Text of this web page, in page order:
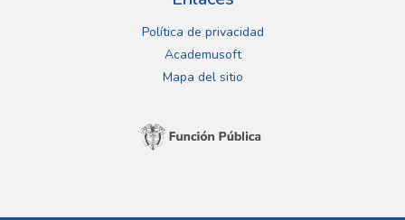
Política de privacidad
Academusoft
Mapa del sitio